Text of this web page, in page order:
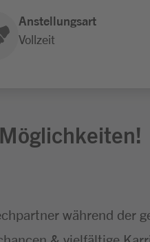
Anstellungsart
Vollzeit
während der